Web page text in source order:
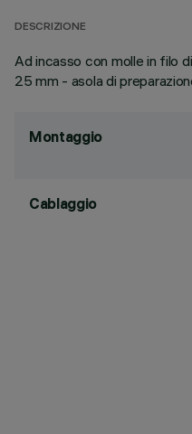
DESCRIZIONE
Ad incasso con molle in filo
25 mm - asola di
Montaggio
Cablaggio